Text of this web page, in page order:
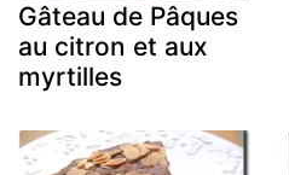
Gâteau de Pâques
au citron et aux
myrtilles